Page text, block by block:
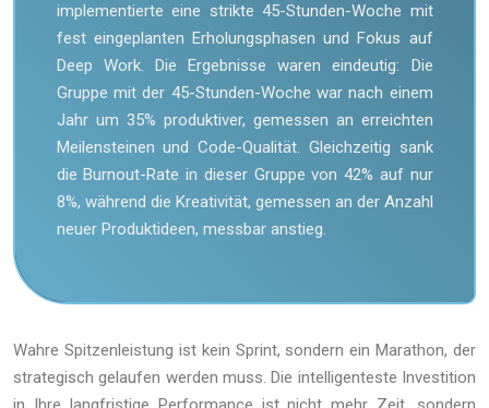
implementierte eine strikte 45-Stunden-Woche mit
fest eingeplanten Erholungsphasen und Fokus auf
Deep Work. Die Ergebnisse waren eindeutig: Die
Gruppe mit der 45-Stunden-Woche war nach einem
Jahr um 35% produktiver, gemessen an erreichten
Meilensteinen und Code-Qualität. Gleichzeitig sank
die Burnout-Rate in dieser Gruppe von 42% auf nur
8%, während die Kreativität, gemessen an der Anzahl
neuer Produktideen, messbar anstieg.
Wahre Spitzenleistung ist kein Sprint, sondern ein Marathon, der
strategisch gelaufen werden muss. Die intelligenteste Investition